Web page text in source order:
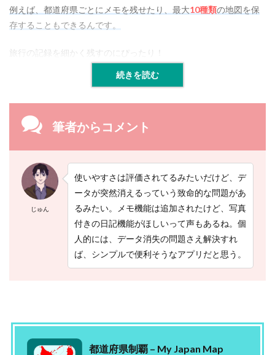
例えば、都道府県ごとにメモを残せたり、最大10種類の地図を保
存することもできるんです。
旅行の記録を細かく残すのにぴったり！
続きを読む
筆者からコメント
じゅん
使いやすさは評価されてるみたいだけど、デ
ータが突然消えるっていう致命的な問題があ
るみたい。メモ機能は追加されたけど、写真
付きの日記機能がほしいって声もあるね。個
人的には、データ消失の問題さえ解決すれ
ば、シンプルで便利そうなアプリだと思う。
都道府県制覇 – My Japan Map